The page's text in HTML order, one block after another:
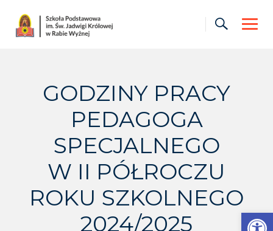
Otwórz pasek narzędzi
content
GODZINY PRACY
PEDAGOGA
SPECJALNEGO
W II PÓŁROCZU
ROKU SZKOLNEGO
2024/2025